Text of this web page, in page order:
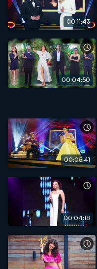
00:11:43
00:04:50
00:05:41
00:04:18